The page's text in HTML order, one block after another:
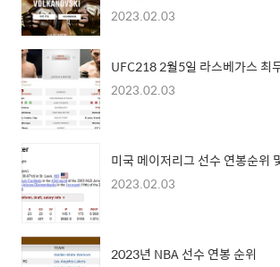
2023.02.03
UFC218 2월5일 라스베가스 최
2023.02.03
미국 메이저리그 선수 연봉순위
2023.02.03
2023년 NBA 선수 연봉 순위